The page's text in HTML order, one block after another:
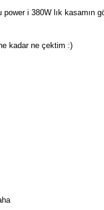
i 380W lık kasamın
kadar ne çektim :)